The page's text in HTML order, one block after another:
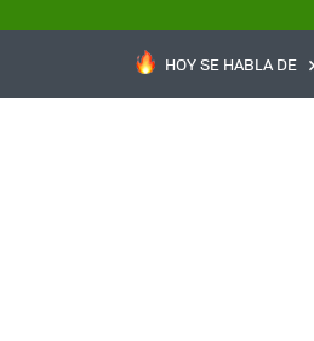
HOY SE HABLA DE